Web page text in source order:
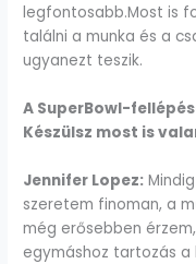
legfontosabb.Most is
találni a munka és a
ugyanezt teszik.
A SuperBowl-
Készülsz most is
Jennifer Lopez:
szeretem finoman, a
még erősebben
egymáshoz tartozás